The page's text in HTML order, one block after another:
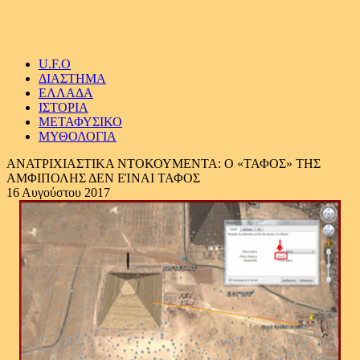
U.F.O
ΔΙΑΣΤΗΜΑ
ΕΛΛΑΔΑ
ΙΣΤΟΡΙΑ
ΜΕΤΑΦΥΣΙΚΟ
ΜΥΘΟΛΟΓΙΑ
ΑΝΑΤΡΙΧΙΑΣΤΙΚΑ ΝΤΟΚΟΥΜΕΝΤΑ: Ο «ΤΑΦΟΣ» ΤΗΣ
ΑΜΦΙΠΟΛΗΣ ΔΕΝ ΕΊΝΑΙ ΤΑΦΟΣ
16 Αυγούστου 2017